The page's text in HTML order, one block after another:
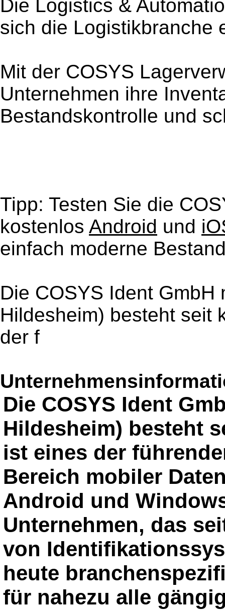
Die Logistics &
sich die Logistikbranche
Mit der COSYS
Unternehmen ihre
Bestandskontrolle und
Tipp: Testen Sie die
kostenlos Android und
einfach moderne
Die COSYS Ident
Hildesheim) besteht seit
der f
Die COSYS Ident
Hildesheim) besteht
ist eines der
Bereich mobiler
Android und
Unternehmen, das
von
heute
für nahezu alle